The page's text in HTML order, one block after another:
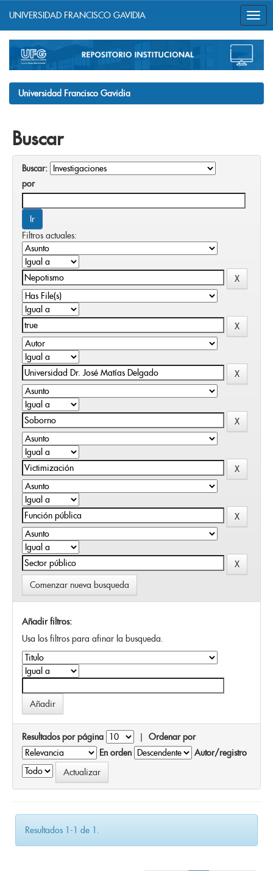
navigation
UNIVERSIDAD FRANCISCO GAVIDIA
Universidad Francisco Gavidia
Buscar
Buscar:
por
Filtros actuales:
Comenzar nueva busqueda
Añadir filtros:
Usa los filtros para afinar la busqueda.
Resultados por página | Ordenar por
En orden
Autor/registro
Resultados 1-1 de 1.